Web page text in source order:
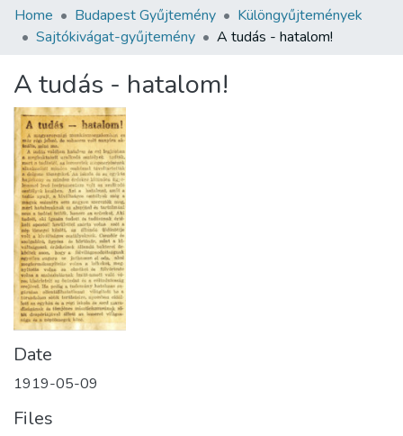
Communities & Collections
Statistics
About us
Home Budapest Gyűjtemény
Különgyűjtemények
Sajtókivágat-gyűjtemény
A tudás - hatalom!
A tudás - hatalom!
Date
1919-05-09
Files